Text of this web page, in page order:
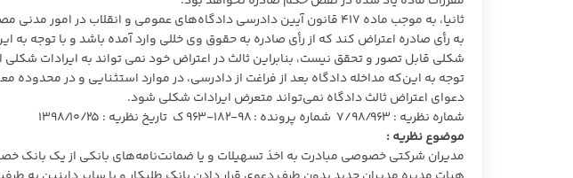
به رأی صادره اعتراض کند که از رأی صادره به حقوق وی خللی وارد آمده باشد و با توجه به
شکلی قابل تصور و تحقق نیست، بنابراین ثالث در اعتراض خود نمی تواند به ایرادات
توجه به این‌که مداخله دادگاه بعد از فراغت از دادرسی، در موارد استثنایی و در
دعوای اعتراض ثالث دادگاه نمی‌تواند متعرض ایرادات شکلی شود.
شماره نظریه : ۷/۹۸/۹۶۳ شماره پرونده : ۹۸-۱۸۲-۹۶۳ ک تاریخ نظریه : ۱۳۹۸/۱۰/۲۵
موضوع نظریه :
مدیران شرکتی خصوصی مبادرت به اخذ تسهیلات و یا ضمانت‌نامه‌های بانکی از یک بانک